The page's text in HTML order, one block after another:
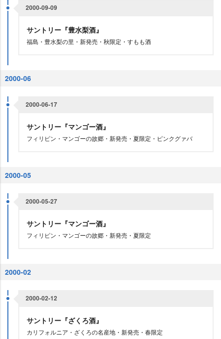
2000-09-09
サントリー『豊水梨酒』
福島・豊水梨の里・新発売・秋限定・すもも酒
2000-06
2000-06-17
サントリー『マンゴー酒』
フィリピン・マンゴーの故郷・新発売・夏限定・ピンクグァバ
2000-05
2000-05-27
サントリー『マンゴー酒』
フィリピン・マンゴーの故郷・新発売・夏限定
2000-02
2000-02-12
サントリー『ざくろ酒』
カリフォルニア・ざくろの名産地・新発売・春限定